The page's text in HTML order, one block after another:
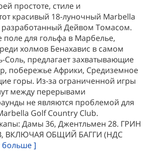
простоте, стиле и
красивый 18-луночный Marbella
разработанный Дейвом Томасом.
поле для гольфа в Марбелье,
холмов Бенахавис в самом
Соль, предлагает захватывающие
побережье Африки, Средиземное
горы. Из-за ограниченной игры
между перерывами
не являются проблемой для
Golf Country Club.
Дамы 36, Джентльмен 28. ГРИН
ВКЛЮЧАЯ ОБЩИЙ БАГГИ (НДС
больше ]